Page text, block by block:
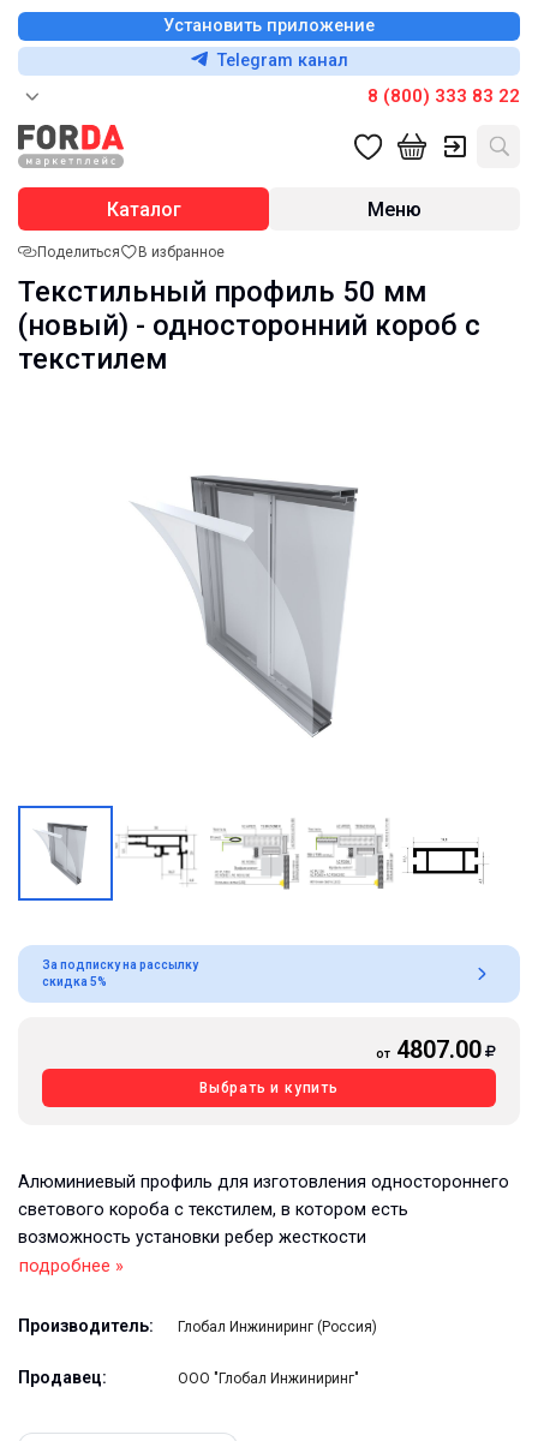
Установить приложение
Telegram канал
8 (800) 333 83 22
Каталог Меню
Поделиться В избранное
Текстильный профиль 50 мм
(новый) - односторонний короб с
текстилем
За подписку на рассылку
скидка 5%
от 4807.00
Выбрать и купить
Алюминиевый профиль для изготовления одностороннего
светового короба с текстилем, в котором есть
возможность установки ребер жесткости
подробнее »
Производитель: Глобал Инжиниринг (Россия)
Продавец: ООО "Глобал Инжиниринг"